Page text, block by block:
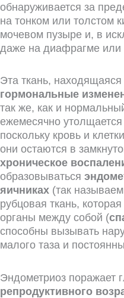
обнаруживается за
на тонком или толстом
мочевом пузыре и, в
даже на диафрагме или
Эта ткань, находящаяся
гормональные
так же, как и
ежемесячно
поскольку кровь и
они остаются в
хроническое
образовываться
яичниках (так
рубцовая ткань,
органы между собой (
способны вызывать
малого таза и
Эндометриоз поражает
репродуктивного